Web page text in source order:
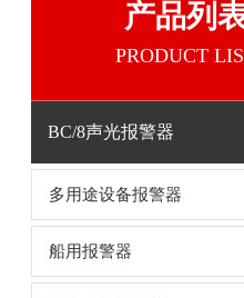
产品列
PRODUCT
BC/8声光报警器
多用途设备报警器
船用报警器